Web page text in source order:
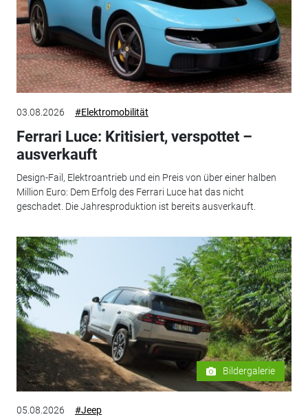
03.08.2026 #Elektromobilität
Ferrari Luce: Kritisiert, verspottet –
ausverkauft
Design-Fail, Elektroantrieb und ein Preis von über einer halben
Million Euro: Dem Erfolg des Ferrari Luce hat das nicht
geschadet. Die Jahresproduktion ist bereits ausverkauft.
Bildergalerie
05.08.2026 #Jeep